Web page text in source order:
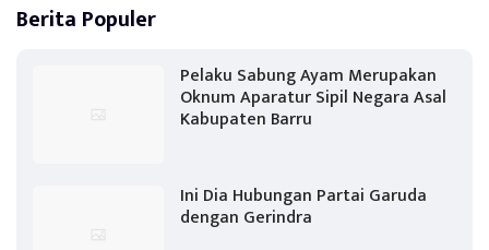
Berita Populer
Pelaku Sabung Ayam Merupakan
Oknum Aparatur Sipil Negara Asal
Kabupaten Barru
Ini Dia Hubungan Partai Garuda
dengan Gerindra